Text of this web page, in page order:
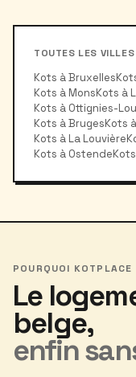
TOUTES LES
Kots à Bruxelles
Kots à MonsKots à
Kots à Ottignies-
Kots à BrugesKots
Kots à La Louvière
Kots à Ostende
POURQUOI KOTPLACE
Le
belge,
enfin